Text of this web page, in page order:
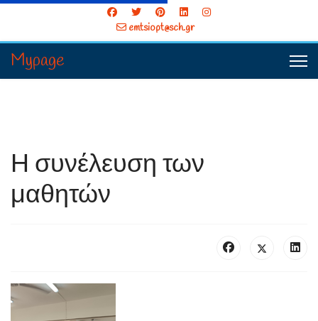
emtsiopt@sch.gr
Mypage
Η συνέλευση των
μαθητών